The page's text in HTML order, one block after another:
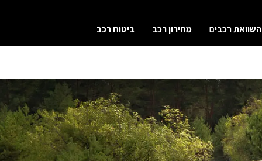
השוואת רכבים מחירון רכב ביטוח רכב